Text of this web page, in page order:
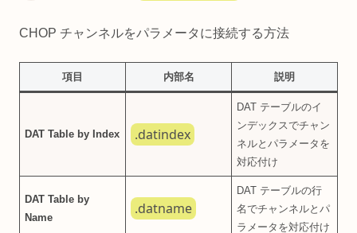
CHOP チャンネルをパラメータに接続する方法
項目 内部名 説明
DAT Table by Index .datindex
DAT テーブルのイ
ンデックスでチャン
ネルとパラメータを
対応付け
DAT Table by
Name
.datname
DAT テーブルの行
名でチャンネルとパ
ラメータを対応付け